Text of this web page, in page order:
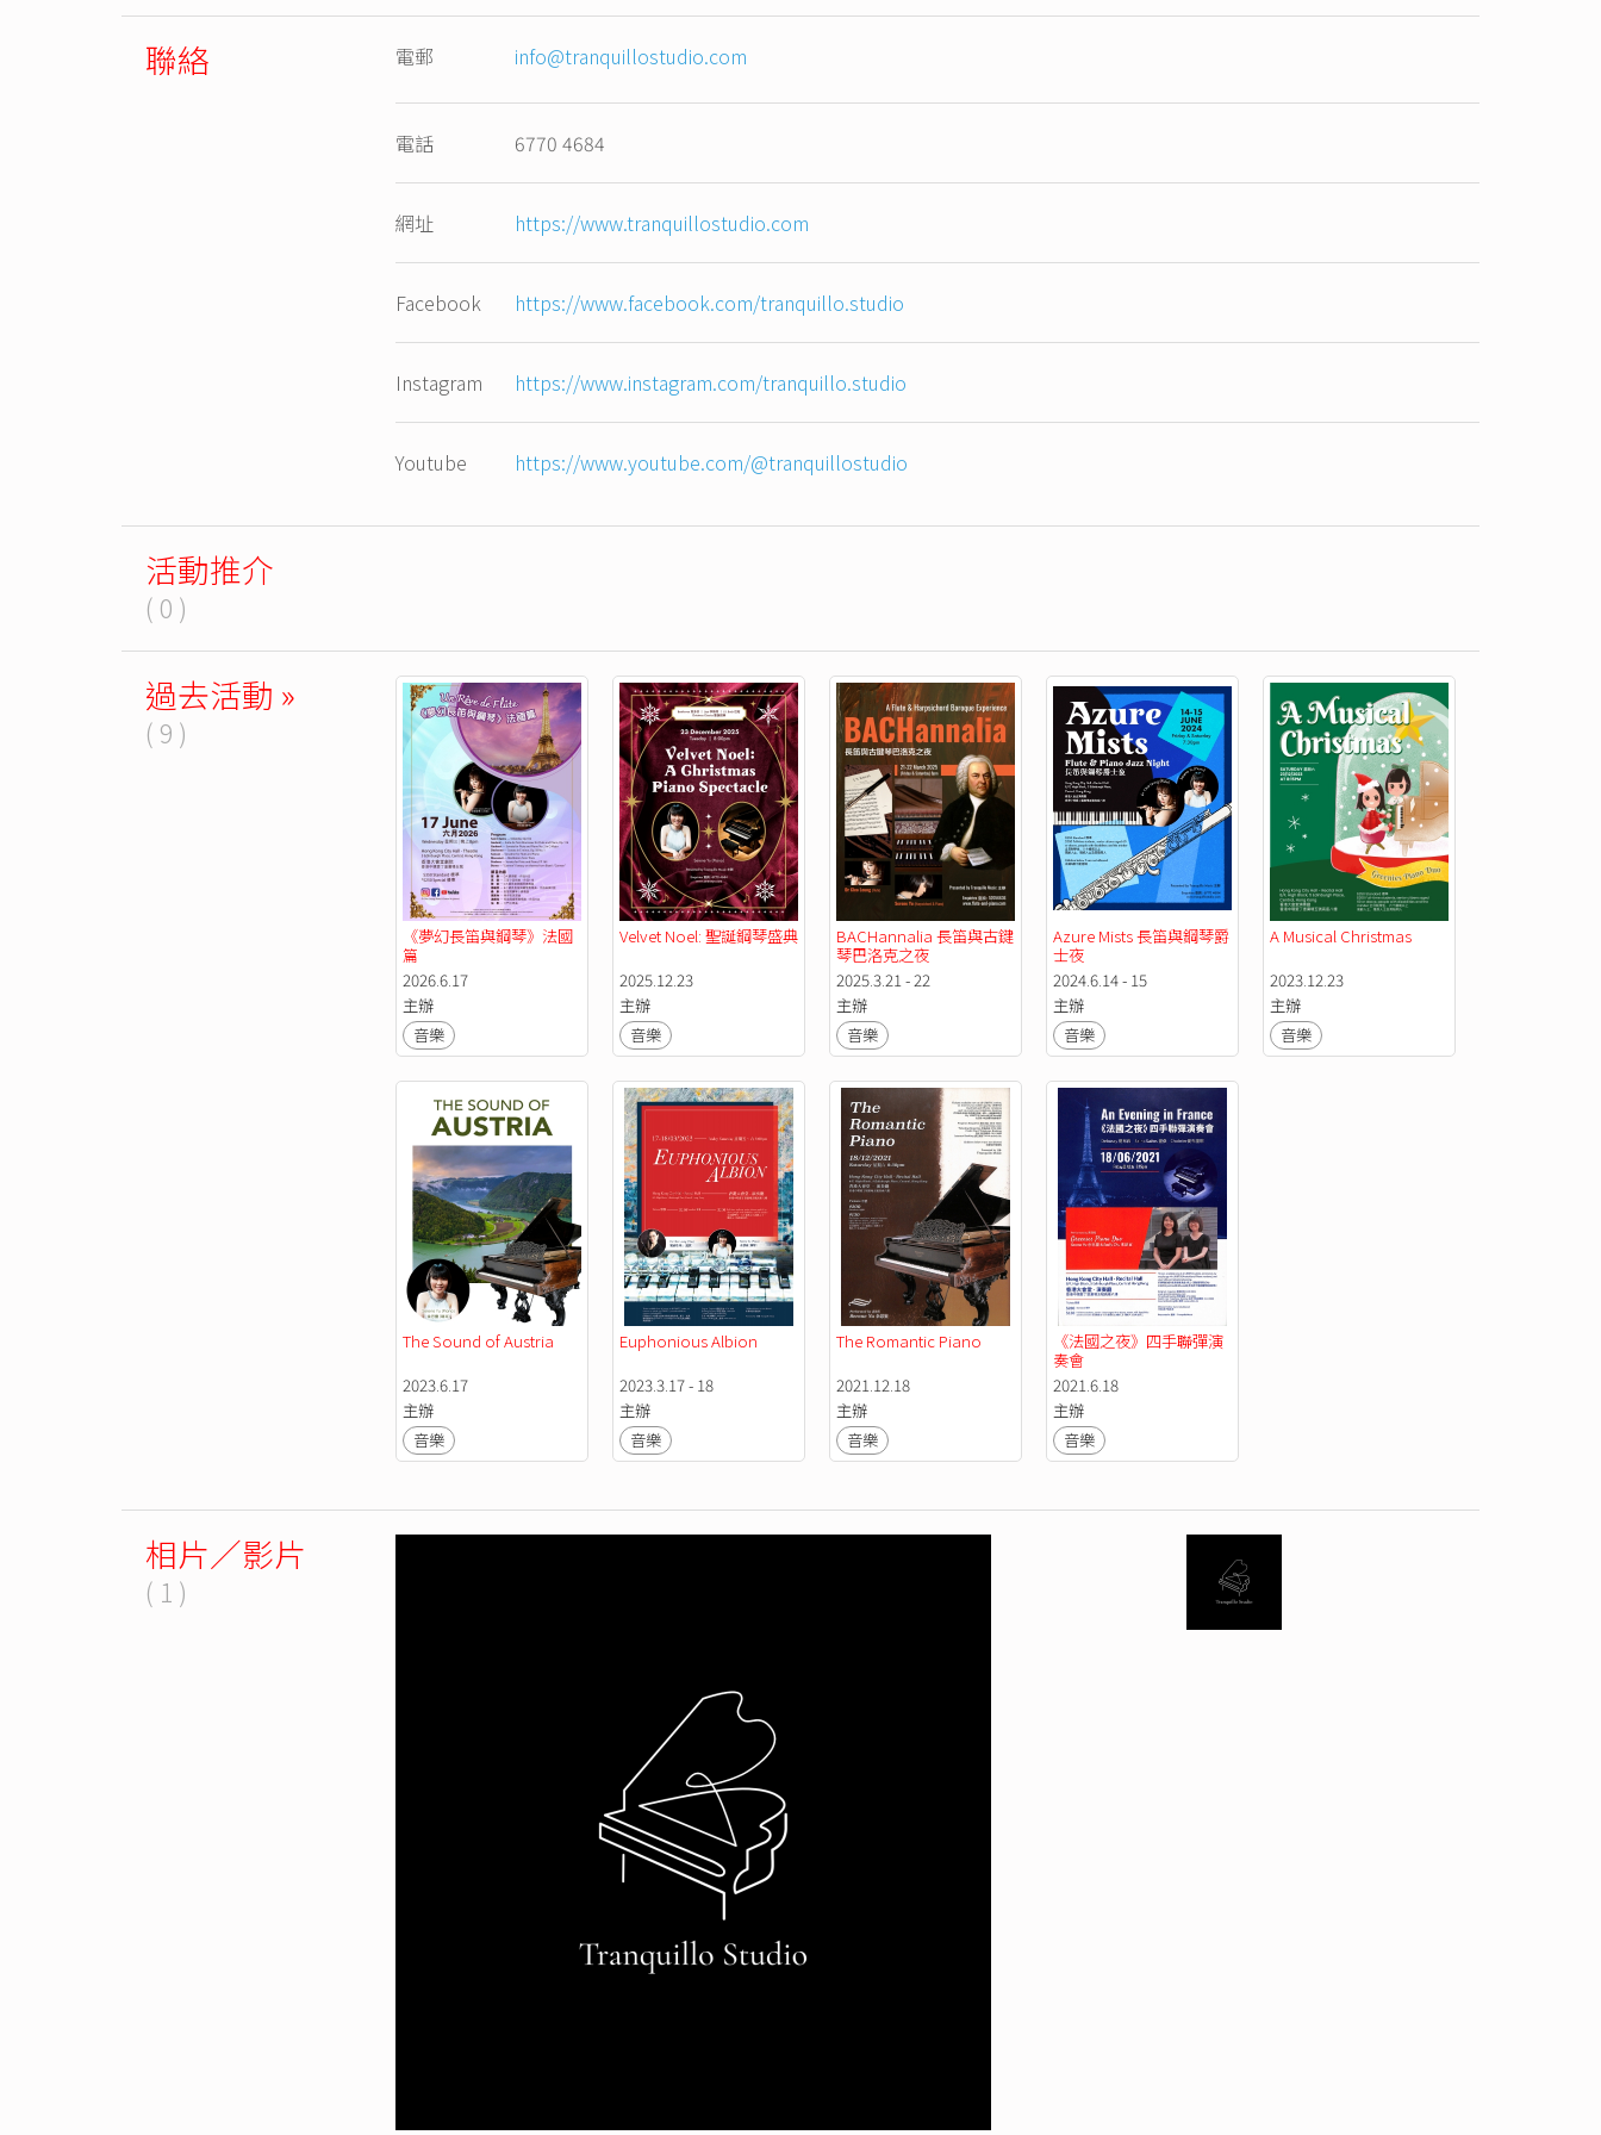
聯絡 電郵 info@tranquillostudio.com
電話 6770 4684
網址 https://www.tranquillostudio.com
Facebook https://www.facebook.com/tranquillo.studio
Instagram https://www.instagram.com/tranquillo.studio
Youtube https://www.youtube.com/@tranquillostudio
活動推介
( 0 )
過去活動 »
( 9 )
《夢幻長笛與鋼琴》法國
篇
2026.6.17
主辦
音樂
Velvet Noel: 聖誕鋼琴盛典
2025.12.23
主辦
音樂
BACHannalia 長笛與古鍵
琴巴洛克之夜
2025.3.21 - 22
主辦
音樂
Azure Mists 長笛與鋼琴爵
士夜
2024.6.14 - 15
主辦
音樂
A Musical Christmas
2023.12.23
主辦
音樂
The Sound of Austria
2023.6.17
主辦
音樂
Euphonious Albion
2023.3.17 - 18
主辦
音樂
The Romantic Piano
2021.12.18
主辦
音樂
《法國之夜》四手聯彈演
奏會
2021.6.18
主辦
音樂
相片／影片
( 1 )